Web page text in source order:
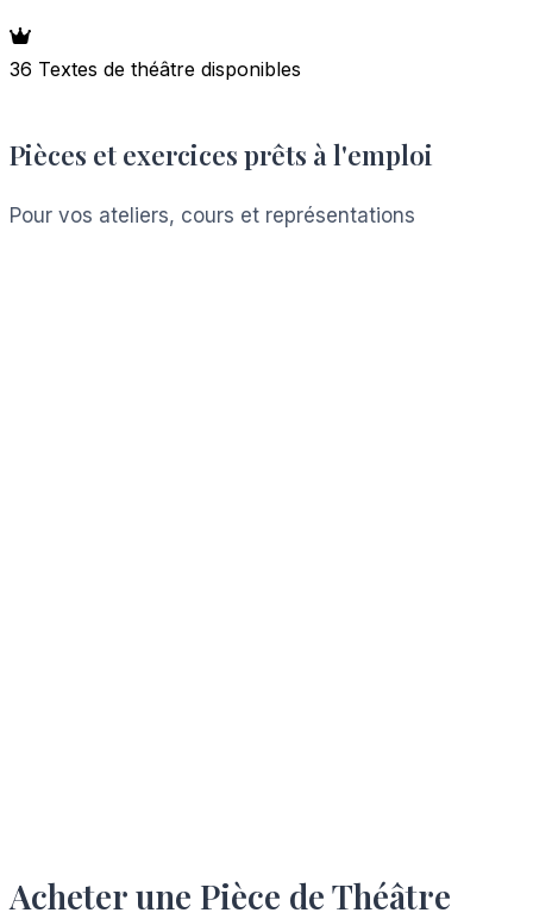
36 Textes de théâtre disponibles
Pièces et exercices prêts à l'emploi
Pour vos ateliers, cours et représentations
Acheter une Pièce de Théâtre